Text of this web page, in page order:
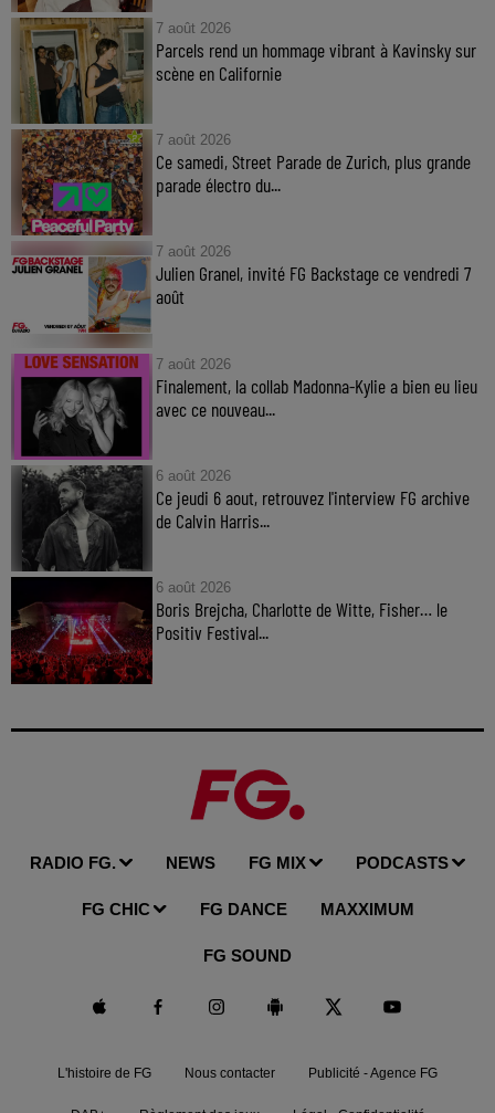
7 août 2026
Parcels rend un hommage vibrant à Kavinsky sur
scène en Californie
7 août 2026
Ce samedi, Street Parade de Zurich, plus grande
parade électro du...
7 août 2026
Julien Granel, invité FG Backstage ce vendredi 7
août
7 août 2026
Finalement, la collab Madonna-Kylie a bien eu lieu
avec ce nouveau...
6 août 2026
Ce jeudi 6 aout, retrouvez l'interview FG archive
de Calvin Harris...
6 août 2026
Boris Brejcha, Charlotte de Witte, Fisher… le
Positiv Festival...
RADIO FG. NEWS FG MIX PODCASTS
FG CHIC FG DANCE MAXXIMUM
FG SOUND
L'histoire de FG Nous contacter Publicité - Agence FG